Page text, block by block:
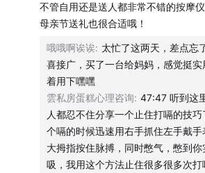
不管自用还是送人都非常不错的按摩
母亲节送礼也很合适哦！
哦哦啊诶诶: 太忙了这两天，差点忘
喜接广，买了一台给妈妈，感觉挺
着用下嘿嘿
雲私房蛋糕心理咨询: 47:47 听到这
人都忍不住分享一个止住打嗝的技
个嗝的时候迅速用右手抓住左手戴
大拇指按住脉搏，同时憋气，憋到
吸，我用这个方法止住很多很多次